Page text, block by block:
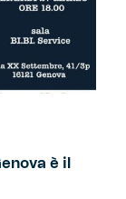
è il